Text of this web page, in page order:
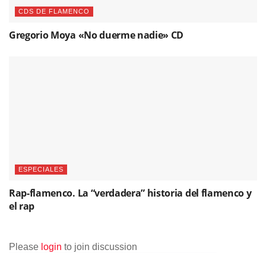
CDS DE FLAMENCO
Gregorio Moya «No duerme nadie» CD
ESPECIALES
Rap-flamenco. La “verdadera” historia del flamenco y
el rap
Please login to join discussion